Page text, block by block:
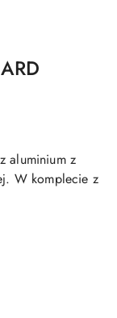
aluminium z
W komplecie z